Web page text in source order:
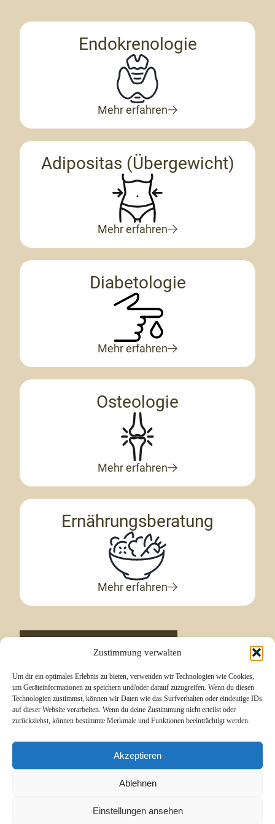
Zustimmung verwalten
Um dir ein optimales Erlebnis zu bieten, verwenden wir Technologien wie Cookies,
um Geräteinformationen zu speichern und/oder darauf zuzugreifen. Wenn du diesen
Technologien zustimmst, können wir Daten wie das Surfverhalten oder eindeutige IDs
auf dieser Website verarbeiten. Wenn du deine Zustimmung nicht erteilst oder
zurückziehst, können bestimmte Merkmale und Funktionen beeinträchtigt werden.
Akzeptieren
Ablehnen
Einstellungen ansehen
Endokrenologie
Mehr erfahren
Adipositas (Übergewicht)
Mehr erfahren
Diabetologie
Mehr erfahren
Osteologie
Mehr erfahren
Ernährungsberatung
Mehr erfahren
Zu der Leistungsübersicht
Zentrum für Endokrinologie und Stoffwechsel
©2026 ZES – Zentrum für Endokrinologie und Stoffwechsel
Datenschutzerklaerung